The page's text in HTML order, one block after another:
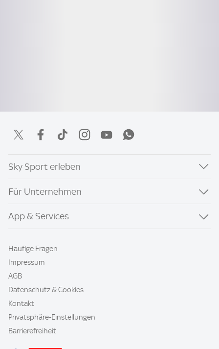
Sky Sport erleben
Für Unternehmen
App & Services
Häufige Fragen
Impressum
AGB
Datenschutz & Cookies
Kontakt
Privatsphäre-Einstellungen
Barrierefreiheit